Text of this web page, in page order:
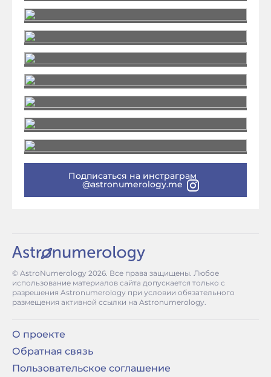
Подписаться на инстраграм
@astronumerology.me
© AstroNumerology 2026. Все права защищены. Любое
использование материалов сайта допускается только с
разрешения Astronumerology при условии обязательного
размещения активной ссылки на Astronumerology.
О проекте
Обратная связь
Пользовательское соглашение